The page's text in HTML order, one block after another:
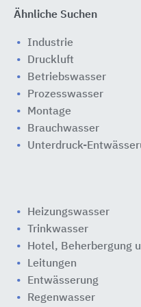
Ähnliche Suchen
Industrie
Druckluft
Betriebswasser
Prozesswasser
Montage
Brauchwasser
Unterdruck-
Heizungswasser
Trinkwasser
Hotel, Beherbergung
Leitungen
Entwässerung
Regenwasser